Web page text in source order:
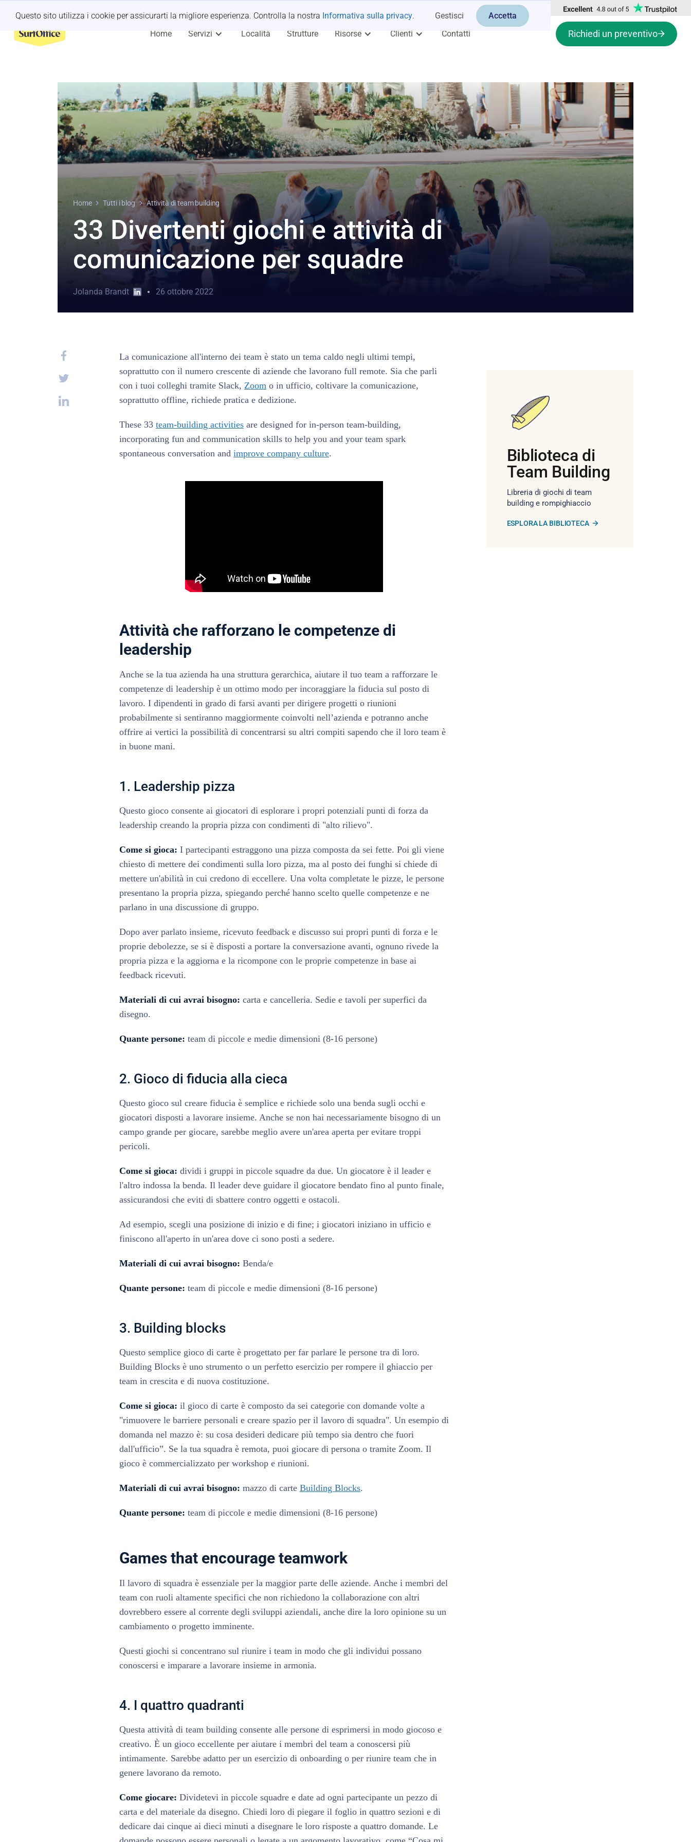
Questo sito utilizza i cookie per assicurarti la migliore esperienza. Controlla la nostra Informativa sulla privacy. Gestisci Accetta
Home Servizi Località Strutture Risorse Clienti Contatti Richiedi un preventivo
Home Tutti i blog Attività di team building
33 Divertenti giochi e attività di
comunicazione per squadre
Jolanda Brandt 26 ottobre 2022
La comunicazione all'interno dei team è stato un tema caldo negli ultimi tempi,
soprattutto con il numero crescente di aziende che lavorano full remote. Sia che parli
con i tuoi colleghi tramite Slack, Zoom o in ufficio, coltivare la comunicazione,
soprattutto offline, richiede pratica e dedizione.
These 33 team-building activities are designed for in-person team-building,
incorporating fun and communication skills to help you and your team spark
spontaneous conversation and improve company culture.
Attività che rafforzano le competenze di
leadership
Anche se la tua azienda ha una struttura gerarchica, aiutare il tuo team a rafforzare le
competenze di leadership è un ottimo modo per incoraggiare la fiducia sul posto di
lavoro. I dipendenti in grado di farsi avanti per dirigere progetti o riunioni
probabilmente si sentiranno maggiormente coinvolti nell’azienda e potranno anche
offrire ai vertici la possibilità di concentrarsi su altri compiti sapendo che il loro team è
in buone mani.
1. Leadership pizza
Questo gioco consente ai giocatori di esplorare i propri potenziali punti di forza da
leadership creando la propria pizza con condimenti di "alto rilievo".
Come si gioca: I partecipanti estraggono una pizza composta da sei fette. Poi gli viene
chiesto di mettere dei condimenti sulla loro pizza, ma al posto dei funghi si chiede di
mettere un'abilità in cui credono di eccellere. Una volta completate le pizze, le persone
presentano la propria pizza, spiegando perché hanno scelto quelle competenze e ne
parlano in una discussione di gruppo.
Dopo aver parlato insieme, ricevuto feedback e discusso sui propri punti di forza e le
proprie debolezze, se si è disposti a portare la conversazione avanti, ognuno rivede la
propria pizza e la aggiorna e la ricompone con le proprie competenze in base ai
feedback ricevuti.
Materiali di cui avrai bisogno: carta e cancelleria. Sedie e tavoli per superfici da
disegno.
Quante persone: team di piccole e medie dimensioni (8-16 persone)
2. Gioco di fiducia alla cieca
Questo gioco sul creare fiducia è semplice e richiede solo una benda sugli occhi e
giocatori disposti a lavorare insieme. Anche se non hai necessariamente bisogno di un
campo grande per giocare, sarebbe meglio avere un'area aperta per evitare troppi
pericoli.
‍Come si gioca: dividi i gruppi in piccole squadre da due. Un giocatore è il leader e
l'altro indossa la benda. Il leader deve guidare il giocatore bendato fino al punto finale,
assicurandosi che eviti di sbattere contro oggetti e ostacoli.
Ad esempio, scegli una posizione di inizio e di fine; i giocatori iniziano in ufficio e
finiscono all'aperto in un'area dove ci sono posti a sedere.
Materiali di cui avrai bisogno: Benda/e
Quante persone: team di piccole e medie dimensioni (8-16 persone)
3. Building blocks
Questo semplice gioco di carte è progettato per far parlare le persone tra di loro.
Building Blocks è uno strumento o un perfetto esercizio per rompere il ghiaccio per
team in crescita e di nuova costituzione.
Come si gioca: il gioco di carte è composto da sei categorie con domande volte a
"rimuovere le barriere personali e creare spazio per il lavoro di squadra". Un esempio di
domanda nel mazzo è: su cosa desideri dedicare più tempo sia dentro che fuori
dall'ufficio”. Se la tua squadra è remota, puoi giocare di persona o tramite Zoom. Il
gioco è commercializzato per workshop e riunioni.
Materiali di cui avrai bisogno: mazzo di carte Building Blocks.
Quante persone: team di piccole e medie dimensioni (8-16 persone)
Games that encourage teamwork
Il lavoro di squadra è essenziale per la maggior parte delle aziende. Anche i membri del
team con ruoli altamente specifici che non richiedono la collaborazione con altri
dovrebbero essere al corrente degli sviluppi aziendali, anche dire la loro opinione su un
cambiamento o progetto imminente.
Questi giochi si concentrano sul riunire i team in modo che gli individui possano
conoscersi e imparare a lavorare insieme in armonia.
4. I quattro quadranti
Questa attività di team building consente alle persone di esprimersi in modo giocoso e
creativo. È un gioco eccellente per aiutare i membri del team a conoscersi più
intimamente. Sarebbe adatto per un esercizio di onboarding o per riunire team che in
genere lavorano da remoto.
Come giocare: Dividetevi in piccole squadre e date ad ogni partecipante un pezzo di
carta e del materiale da disegno. Chiedi loro di piegare il foglio in quattro sezioni e di
dedicare dai cinque ai dieci minuti a disegnare le loro risposte a quattro domande. Le
Biblioteca di
Team Building
Libreria di giochi di team
building e rompighiaccio
ESPLORA LA BIBLIOTECA